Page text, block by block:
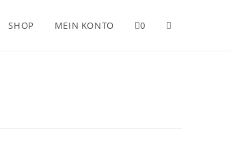
SHOP MEIN KONTO 0